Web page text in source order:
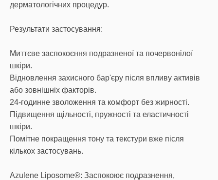
дерматологічних процедур.
Результати застосування:
Миттєве заспокоєння подразненої та почервонілої
шкіри.
Відновлення захисного бар'єру після впливу активів
або зовнішніх факторів.
24-годинне зволоження та комфорт без жирності.
Підвищення щільності, пружності та еластичності
шкіри.
Помітне покращення тону та текстури вже після
кількох застосувань.
Azulene Liposome®: Заспокоює подразнення,